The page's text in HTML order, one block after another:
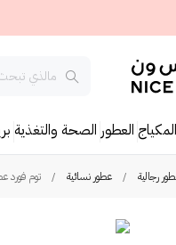
المكياج العطور الصحة والتغذية
رجالية / عطور نسائية / توم فورد